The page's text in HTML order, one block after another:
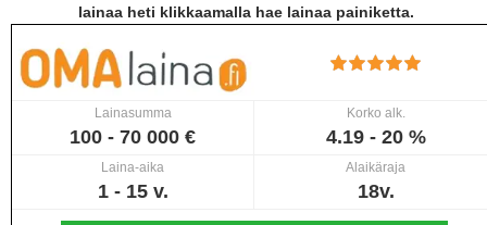
lainaa heti klikkaamalla hae lainaa painiketta.
Lainasumma
100 - 70 000 €
Korko alk.
4.19 - 20 %
Laina-aika
1 - 15 v.
Alaikäraja
18v.